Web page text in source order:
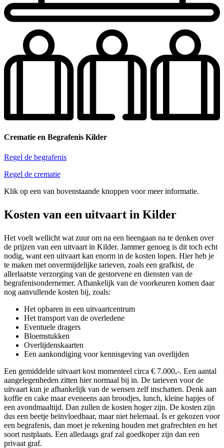
Crematie en Begrafenis Kilder
Regel de begrafenis
Regel de crematie
Klik op een van bovenstaande knoppen voor meer informatie.
Kosten van een uitvaart in Kilder
Het voelt wellicht wat zuur om na een heengaan na te denken over
de prijzen van een uitvaart in Kilder. Jammer genoeg is dit toch echt
nodig, want een uitvaart kan enorm in de kosten lopen. Hier heb je
te maken met onvermijdelijke tarieven, zoals een grafkist, de
allerlaatste verzorging van de gestorvene en diensten van de
begrafenisondernemer. Afhankelijk van de voorkeuren komen daar
nog aanvullende kosten bij, zoals:
Het opbaren in een uitvaartcentrum
Het transport van de overledene
Eventuele dragers
Bloemstukken
Overlijdenskaarten
Een aankondiging voor kennisgeving van overlijden
Een gemiddelde uitvaart kost momenteel circa € 7.000,-. Een aantal
aangelegenheden zitten hier normaal bij in. De tarieven voor de
uitvaart kun je afhankelijk van de wensen zelf inschatten. Denk aan
koffie en cake maar eveneens aan broodjes, lunch, kleine hapjes of
een avondmaaltijd. Dan zullen de kosten hoger zijn. De kosten zijn
dus een beetje beïnvloedbaar, maar niet helemaal. Is er gekozen voor
een begrafenis, dan moet je rekening houden met grafrechten en het
soort rustplaats. Een alledaags graf zal goedkoper zijn dan een
privaat graf.